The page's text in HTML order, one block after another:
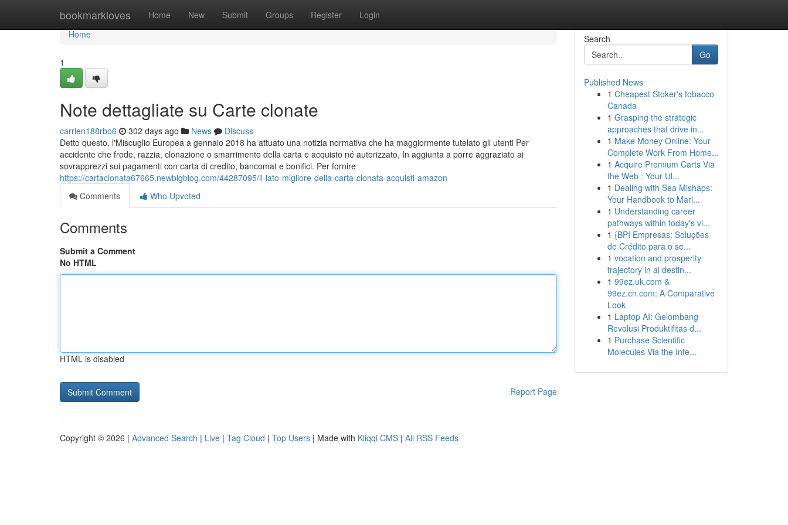
bookmarkloves Home New Submit Groups Register Login
Home
Home
1
Note dettagliate su Carte clonate
carrien188rbo6 302 days ago News
Discuss
Detto questo, l'Miscuglio Europea a gennaio 2018 ha attuato una notizia normativa che ha maggiormente tutelato gli utenti Per
accidente che frode, razzia, clonazione o smarrimento della carta e acquisto né autorizzato, In aggiunta a porre aggraziato ai
sovrapprezzi sui pagamenti con carta di credito, bancomat e bonifici. Per fornire
https://cartaclonata67665.newbigblog.com/44287095/il-lato-migliore-della-carta-clonata-acquisti-amazon
Comments
Who Upvoted
Comments
Submit a Comment
No HTML
HTML is disabled
Report Page
Search
Go
Published News
1 Cheapest Stoker's tobacco
Canada
1 Grasping the strategic
approaches that drive in...
1 Make Money Online: Your
Complete Work From Home...
1 Acquire Premium Carts Via
the Web : Your Ul...
1 Dealing with Sea Mishaps:
Your Handbook to Mari...
1 Understanding career
pathways within today's vi...
1 {BPI Empresas: Soluções
de Crédito para o se...
1 vocation and prosperity
trajectory in ai destin...
1 99ez.uk.com &
99ez.cn.com: A Comparative
Look
1 Laptop AI: Gelombang
Revolusi Produktifitas d...
1 Purchase Scientific
Molecules Via the Inte...
Copyright © 2026 | Advanced Search | Live | Tag Cloud | Top Users | Made with Kliqqi CMS | All RSS Feeds